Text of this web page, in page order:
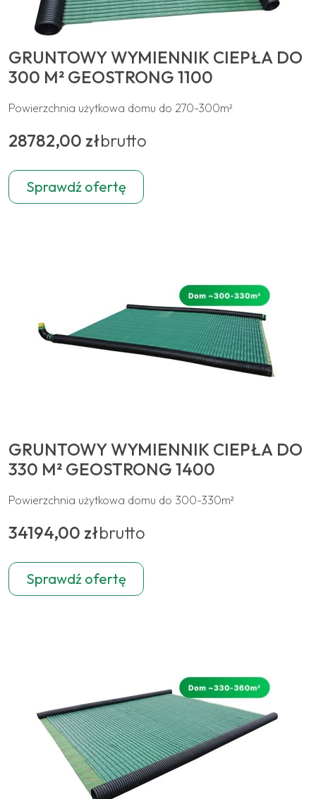
GRUNTOWY WYMIENNIK CIEPŁA DO
300 M² GEOSTRONG 1100
Powierzchnia użytkowa domu do 270-300m²
28782,00 złbrutto
Sprawdź ofertę
GRUNTOWY WYMIENNIK CIEPŁA DO
330 M² GEOSTRONG 1400
Powierzchnia użytkowa domu do 300-330m²
34194,00 złbrutto
Sprawdź ofertę